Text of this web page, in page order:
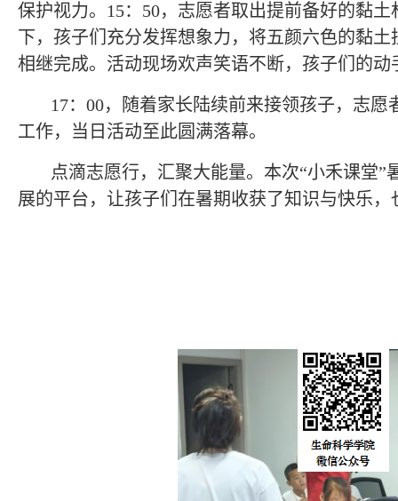
保护视力。 15： 50，志愿者取出提前备好的黏
下，孩子们充分发挥想象力，将五颜六色的黏
相继完成。活动现场欢声笑语不断，孩子们的
17：00，随着家长陆续前来接领孩子，志
工作，当日活动至此圆满落幕。
点滴志愿行，汇聚大能量。本次“小禾课堂”
展的平台，让孩子们在暑期收获了知识与快乐